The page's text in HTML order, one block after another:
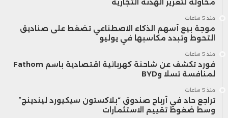
محاولة لتعزيز الهدنة التجارية
منذ 5 ساعات
موجة بيع أسهم الذكاء الاصطناعي تضغط على صناديق
التحوط وتبدد مكاسبها في يوليو
منذ 5 ساعات
فورد تكشف عن شاحنة كهربائية اقتصادية باسم Fathom
لمنافسة تسلا وBYD
منذ 5 ساعات
تراجع حاد في أرباح صندوق “بلاكستون سيكيورد ليندينج”
وسط ضغوط تقييم الاستثمارات